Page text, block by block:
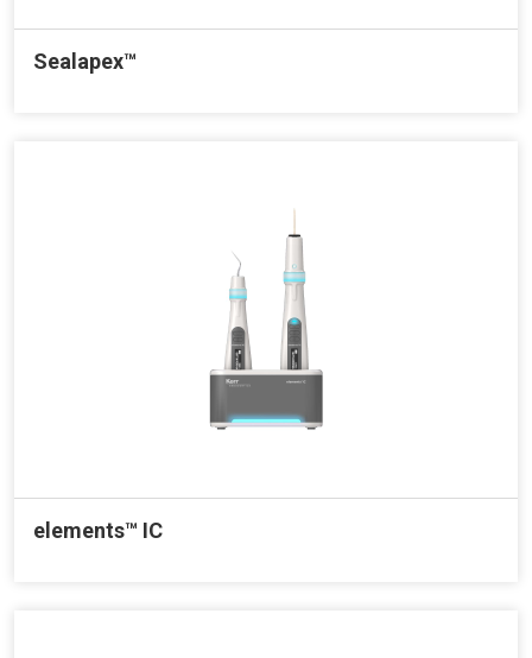
Sealapex™
elements™ IC